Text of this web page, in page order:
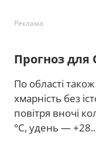
Реклама
Прогноз
По області
хмарність без
повітря вночі
°C, удень —